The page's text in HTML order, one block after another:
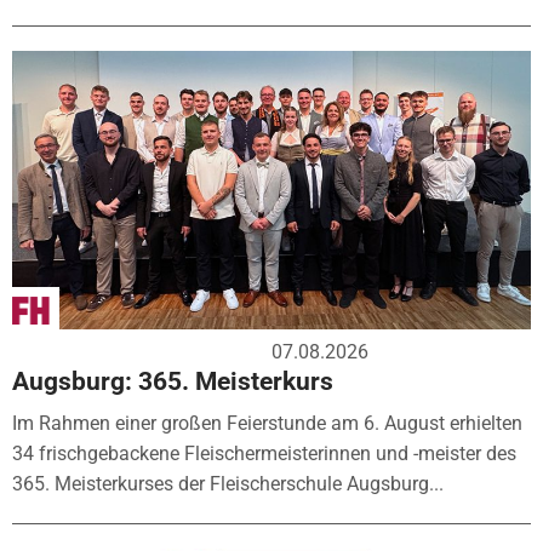
07.08.2026
Augsburg: 365. Meisterkurs
Im Rahmen einer großen Feierstunde am 6. August erhielten
34 frischgebackene Fleischermeisterinnen und -meister des
365. Meisterkurses der Fleischerschule Augsburg...